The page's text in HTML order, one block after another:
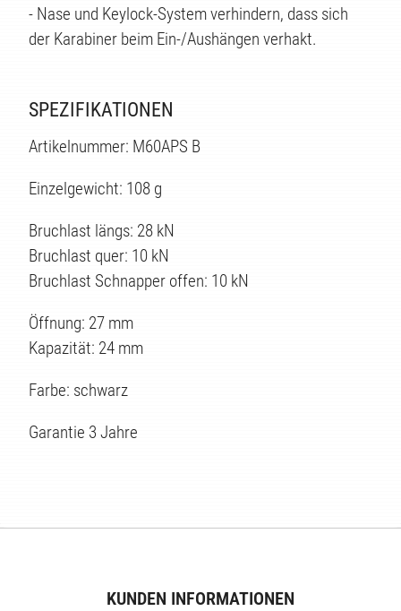
- Nase und Keylock-System verhindern, dass sich
der Karabiner beim Ein-/Aushängen verhakt.
SPEZIFIKATIONEN
Artikelnummer: M60APS B
Einzelgewicht: 108 g
Bruchlast längs: 28 kN
Bruchlast quer: 10 kN
Bruchlast Schnapper offen: 10 kN
Öffnung: 27 mm
Kapazität: 24 mm
Farbe: schwarz
Garantie 3 Jahre
KUNDEN INFORMATIONEN